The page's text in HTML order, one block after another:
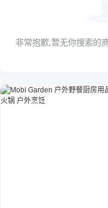
非常抱歉,暂无你搜索的